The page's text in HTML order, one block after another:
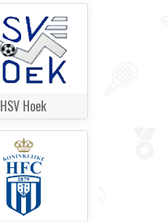
HSV Hoek